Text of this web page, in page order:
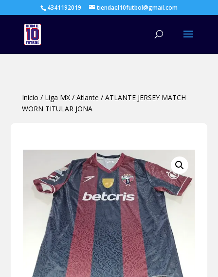
4341192019 tiendael10futbol@gmail.com
Inicio / Liga MX/ Atlante / ATLANTE JERSEY MATCH
WORN TITULAR JONA